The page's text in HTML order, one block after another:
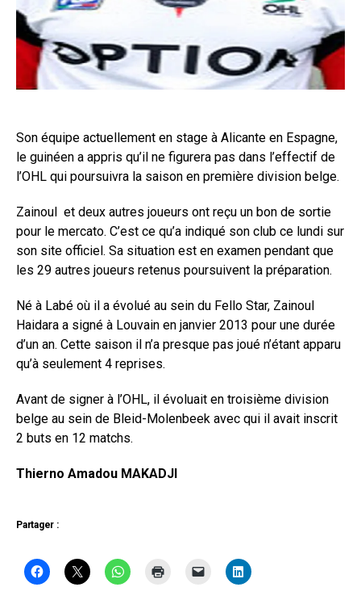
Son équipe actuellement en stage à Alicante en Espagne,
le guinéen a appris qu’il ne figurera pas dans l’effectif de
l’OHL qui poursuivra la saison en première division belge.
Zainoul et deux autres joueurs ont reçu un bon de sortie
pour le mercato. C’est ce qu’a indiqué son club ce lundi sur
son site officiel. Sa situation est en examen pendant que
les 29 autres joueurs retenus poursuivent la préparation.
Né à Labé où il a évolué au sein du Fello Star, Zainoul
Haidara a signé à Louvain en janvier 2013 pour une durée
d’un an. Cette saison il n’a presque pas joué n’étant apparu
qu’à seulement 4 reprises.
Avant de signer à l’OHL, il évoluait en troisième division
belge au sein de Bleid-Molenbeek avec qui il avait inscrit
2 buts en 12 matchs.
Thierno Amadou MAKADJI
Partager :